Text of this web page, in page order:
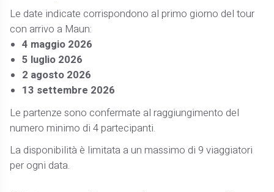
Le date indicate corrispondono al primo giorno del tour
con arrivo a Maun:
4 maggio 2026
5 luglio 2026
2 agosto 2026
13 settembre 2026
Le partenze sono confermate al raggiungimento del
numero minimo di 4 partecipanti.
La disponibilità è limitata a un massimo di 9 viaggiatori
per ogni data.